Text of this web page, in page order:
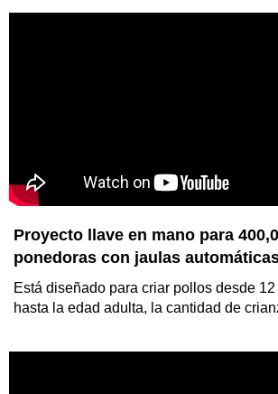
Proyecto llave en mano para
ponedoras con jaulas
Está diseñado para criar pollos desde
hasta la edad adulta, la cantidad de
Nuestros servicios incluyen diseños de
de granjas avícolas, introducción de